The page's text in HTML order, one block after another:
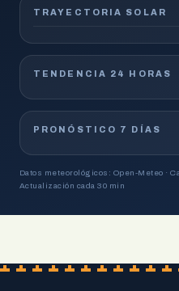
TRAYECTORIA SOLAR
TENDENCIA 24 HORAS
PRONÓSTICO 7 DÍAS
Datos meteorológicos: Open-Meteo ·
Actualización cada 30 min